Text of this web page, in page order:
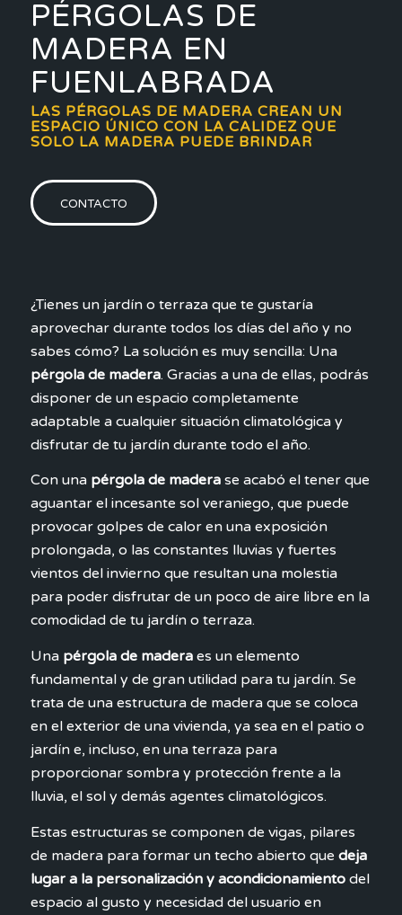
PÉRGOLAS DE
MADERA EN
FUENLABRADA
LAS PÉRGOLAS DE MADERA CREAN UN
ESPACIO ÚNICO CON LA CALIDEZ QUE
SOLO LA MADERA PUEDE BRINDAR
CONTACTO
¿Tienes un jardín o terraza que te gustaría
aprovechar durante todos los días del año y no
sabes cómo? La solución es muy sencilla: Una
pérgola de madera. Gracias a una de ellas, podrás
disponer de un espacio completamente
adaptable a cualquier situación climatológica y
disfrutar de tu jardín durante todo el año.
Con una pérgola de maderase acabó el tener que
aguantar el incesante sol veraniego, que puede
provocar golpes de calor en una exposición
prolongada, o las constantes lluvias y fuertes
vientos del invierno que resultan una molestia
para poder disfrutar de un poco de aire libre en la
comodidad de tu jardín o terraza.
Una pérgola de maderaes un elemento
fundamental y de gran utilidad para tu jardín. Se
trata de una estructura de madera que se coloca
en el exterior de una vivienda, ya sea en el patio o
jardín e, incluso, en una terraza para
proporcionar sombra y protección frente a la
lluvia, el sol y demás agentes climatológicos.
Estas estructuras se componen de vigas, pilares
de madera para formar un techo abierto que deja
lugar a la personalización y acondicionamientodel
espacio al gusto y necesidad del usuario en